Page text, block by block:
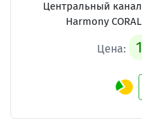
Центральный
Harmony
Цена: